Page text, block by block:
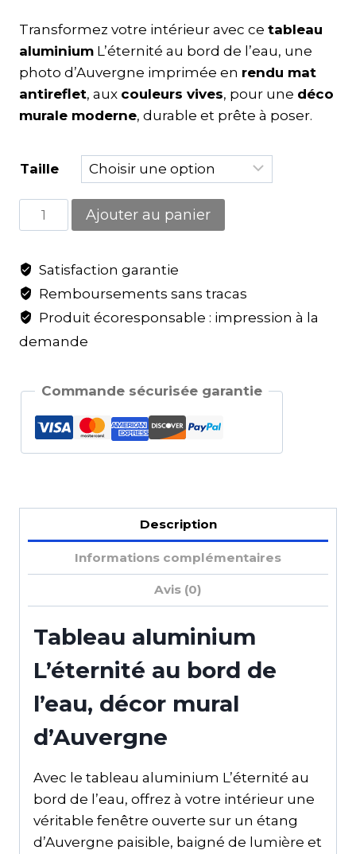
Transformez votre intérieur avec ce tableau
aluminium L’éternité au bord de l’eau, une
photo d’Auvergne imprimée en rendu mat
antireflet, aux couleurs vives, pour une déco
murale moderne, durable et prête à poser.
Taille
Ajouter au panier
Satisfaction garantie
Remboursements sans tracas
Produit écoresponsable : impression à la
demande
Commande sécurisée garantie
Description
Informations complémentaires
Avis (0)
Tableau aluminium
L’éternité au bord de
l’eau, décor mural
d’Auvergne
Avec le tableau aluminium L’éternité au
bord de l’eau, offrez à votre intérieur une
véritable fenêtre ouverte sur un étang
d’Auvergne paisible, baigné de lumière et